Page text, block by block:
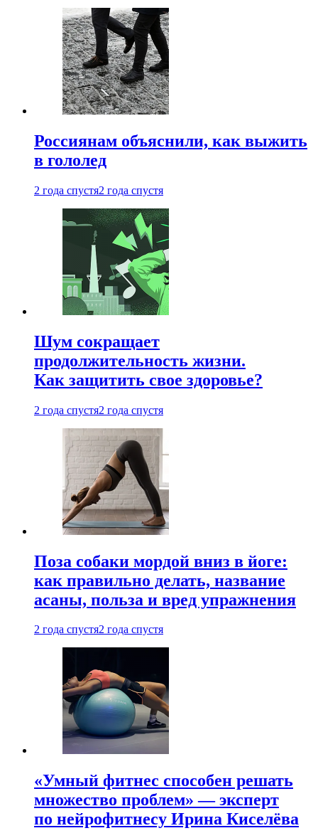
Россиянам объяснили, как выжить
в гололед
2 года спустя2 года спустя
Шум сокращает
продолжительность жизни.
Как защитить свое здоровье?
2 года спустя2 года спустя
Поза собаки мордой вниз в йоге:
как правильно делать, название
асаны, польза и вред упражнения
2 года спустя2 года спустя
«Умный фитнес способен решать
множество проблем» — эксперт
по нейрофитнесу Ирина Киселёва